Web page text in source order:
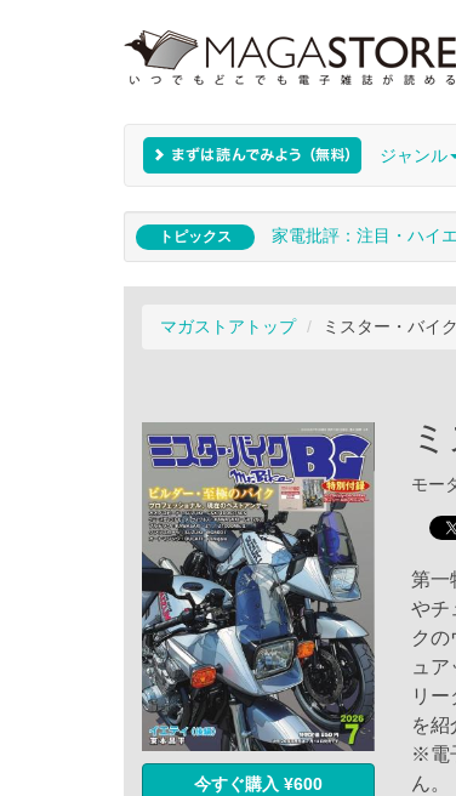
ジャンル
トピックス 家電批評：注目・ハイ
マガストアトップ ミスター・バイ
今すぐ購入 ¥600
モー
第一
やチ
ク
ュ
リ
を紹
※電
ん。